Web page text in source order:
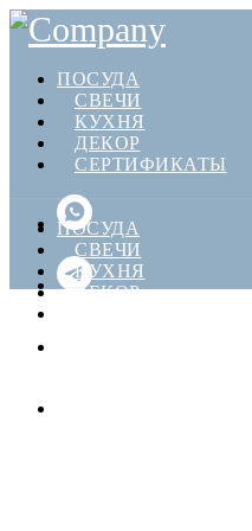
ПОСУДА
СВЕЧИ
КУХНЯ
ДЕКОР
СЕРТИФИКАТЫ
ПОСУДА
СВЕЧИ
КУХНЯ
ДЕКОР